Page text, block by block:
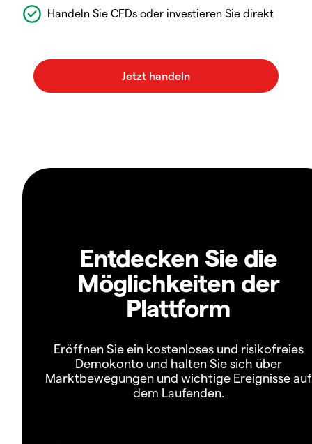
Handeln Sie CFDs oder investieren Sie direkt
Entdecken Sie die
Möglichkeiten der
Plattform
Eröffnen Sie ein kostenloses und risikofreies
Demokonto und halten Sie sich über
Marktbewegungen und wichtige Ereignisse auf
dem Laufenden.